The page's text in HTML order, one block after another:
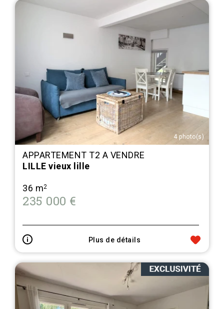
4 photo(s)
APPARTEMENT T2 A VENDRE
LILLE vieux lille
36 m2
235 000 €
Plus de détails